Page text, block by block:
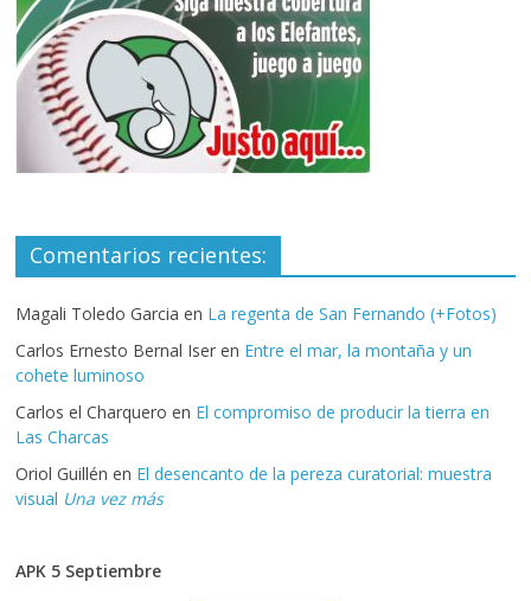
Comentarios recientes:
Magali Toledo Garcia en La regenta de San Fernando (+Fotos)
Carlos Ernesto Bernal Iser en Entre el mar, la montaña y un
cohete luminoso
Carlos el Charquero en El compromiso de producir la tierra en
Las Charcas
Oriol Guillén en El desencanto de la pereza curatorial: muestra
visual Una vez más
APK 5 Septiembre